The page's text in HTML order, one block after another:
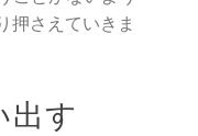
押さえていきま
出す